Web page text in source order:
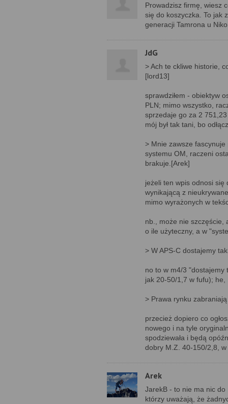
Prowadzisz firmę, wiesz
się do koszyczka. To jak
generacji Tamrona u
JdG
> Ach te ckliwe historie,
[lord13]
sprawdziłem - obiektyw
PLN; mimo wszystko,
sprzedaje go za 2 751,23
mój był tak tani, bo
> Mnie zawsze fascynuje
systemu OM, raczeni
brakuje.[Arek]
jeżeli ten wpis odnosi
wynikającą z
mimo wyrażonych w
nb., może nie szczęście,
o ile użyteczny, a w
> W APS-C dostajemy
no to w m4/3 "dostajemy
jak 20-50/1,7 w fufu); he,
> Prawa rynku
przecież dopiero co
nowego i na tyle
spodziewała i będą
dobry M.Z. 40-150/2,8,
Arek
JarekB - to nie ma nic do
którzy uważają, że